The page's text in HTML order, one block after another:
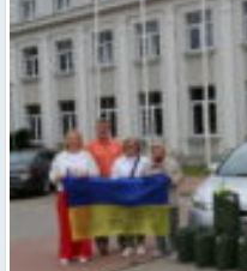
No Valmieras uz Ukrainu ceļā
automašīna